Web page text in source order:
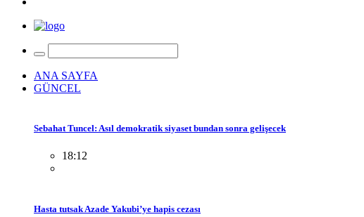
ANA SAYFA
GÜNCEL
Sebahat Tuncel: Asıl demokratik siyaset bundan sonra gelişecek
18:12
Hasta tutsak Azade Yakubi’ye hapis cezası